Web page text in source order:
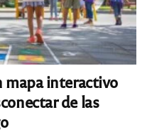
interactivo
de las